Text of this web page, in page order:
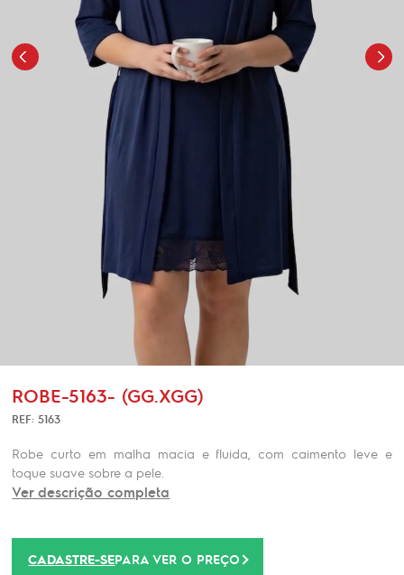
ROBE-5163- (GG.XGG)
REF: 5163
Robe curto em malha macia e fluida, com caimento leve e
toque suave sobre a pele.
Ver descrição completa
CADASTRE-SEPARA VER O PREÇO